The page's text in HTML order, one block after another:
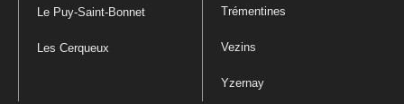
Le Puy-Saint-Bonnet
Les Cerqueux
Trémentines
Vezins
Yzernay